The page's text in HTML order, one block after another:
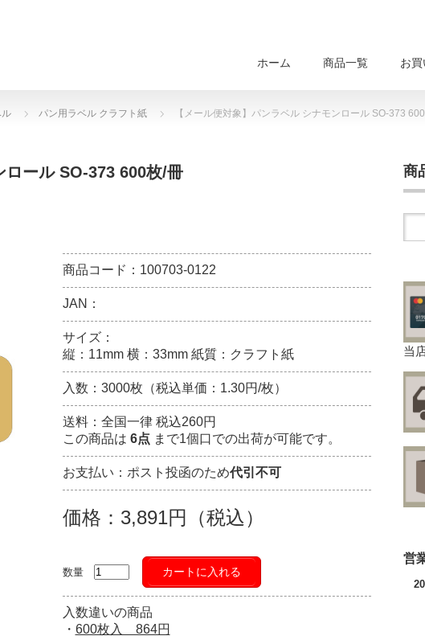
ホーム 商品一覧 お
パン用ラベル クラフト紙 【メール便対象】パンラベル シナモンロール SO-373
ール SO-373 600枚/冊
商品コード：100703-0122
JAN：
サイズ：
縦：11mm 横：33mm 紙質：クラフト紙
入数：3000枚（税込単価：1.30円/枚）
送料：全国一律 税込260円
この商品は 6点 まで1個口での出荷が可能です。
お支払い：ポスト投函のため代引不可
価格：3,891円（税込）
数量 カートに入れる
入数違いの商品
・ 600枚入 864円
商
当
営